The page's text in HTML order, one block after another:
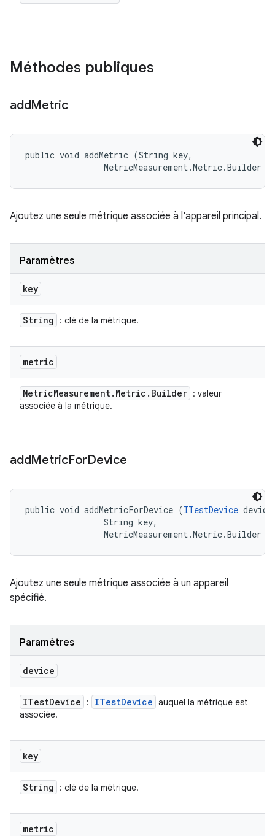
Méthodes publiques
addMetric
public void addMetric (String key,
MetricMeasurement.Metric.Builder
Ajoutez une seule métrique associée à l'appareil principal.
Paramètres
key
String : clé de la métrique.
metric
MetricMeasurement. Metric . Builder : valeur
associée à la métrique.
addMetricForDevice
public void addMetricForDevice (ITestDevice
                String key,
MetricMeasurement.Metric.Builder
Ajoutez une seule métrique associée à un appareil
spécifié.
Paramètres
device
ITestDevice : ITestDevice auquel la métrique est
associée.
key
String : clé de la métrique.
metric